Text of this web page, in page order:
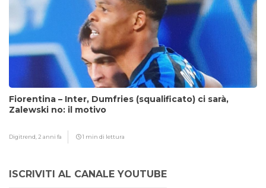
Fiorentina – Inter, Dumfries (squalificato) ci sarà,
Zalewski no: il motivo
Digitrend, 2 anni fa 1 min di lettura
ISCRIVITI AL CANALE YOUTUBE